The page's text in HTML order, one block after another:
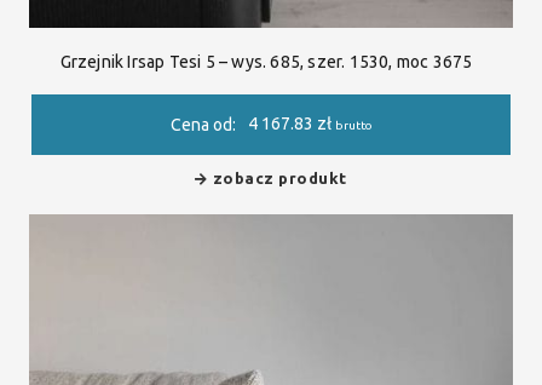
Grzejnik Irsap Tesi 5 – wys. 685, szer. 1530, moc 3675
Cena od: 4 167.83 zł brutto
zobacz produkt